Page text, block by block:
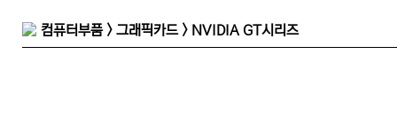
컴퓨터부품 > 그래픽카드 > NVIDIA GT시리즈